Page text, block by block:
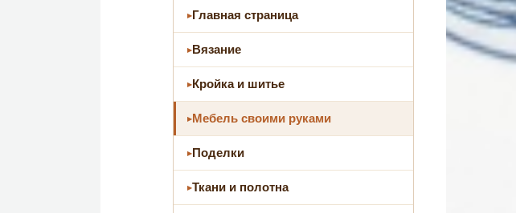
Главная страница
Вязание
Кройка и шитье
Мебель своими руками
Поделки
Ткани и полотна